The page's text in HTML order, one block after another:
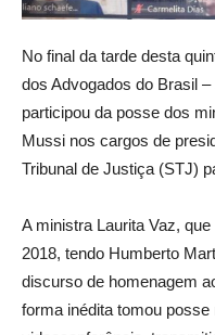
No final da tarde desta
dos Advogados do Brasil
participou da posse dos
Mussi nos cargos de
Tribunal de Justiça (STJ)
A ministra Laurita Vaz,
2018, tendo Humberto
discurso de homenagem
forma inédita tomou